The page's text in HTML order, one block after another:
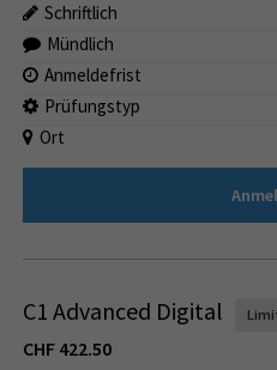
Schriftlich
Mündlich
Anmeldefrist
Prüfungstyp
Ort
C1 Advanced Digital
CHF 422.50